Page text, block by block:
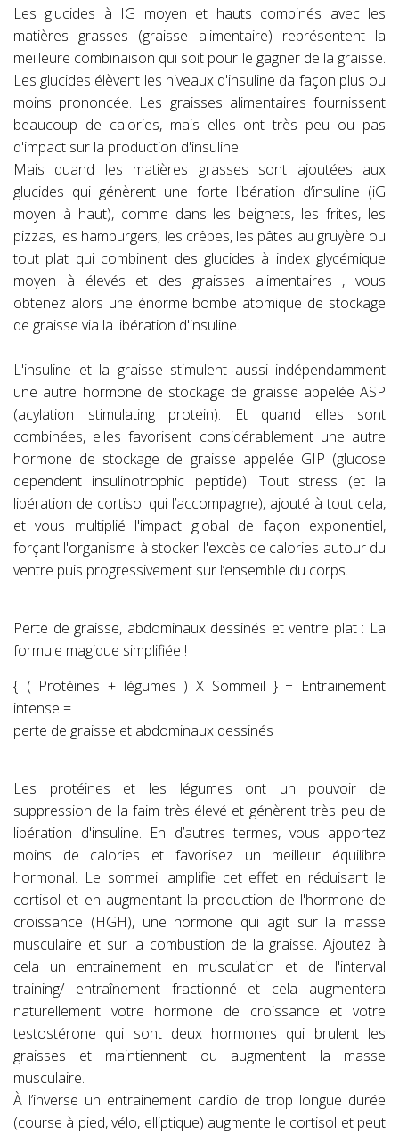
Les glucides à IG moyen et hauts combinés avec les
matières grasses (graisse alimentaire) représentent la
meilleure combinaison qui soit pour le gagner de la graisse.
Les glucides élèvent les niveaux d'insuline da façon plus ou
moins prononcée. Les graisses alimentaires fournissent
beaucoup de calories, mais elles ont très peu ou pas
d'impact sur la production d'insuline.
Mais quand les matières grasses sont ajoutées aux
glucides qui génèrent une forte libération d’insuline (iG
moyen à haut), comme dans les beignets, les frites, les
pizzas, les hamburgers, les crêpes, les pâtes au gruyère ou
tout plat qui combinent des glucides à index glycémique
moyen à élevés et des graisses alimentaires , vous
obtenez alors une énorme bombe atomique de stockage
de graisse via la libération d'insuline.
L'insuline et la graisse stimulent aussi indépendamment
une autre hormone de stockage de graisse appelée ASP
(acylation stimulating protein). Et quand elles sont
combinées, elles favorisent considérablement une autre
hormone de stockage de graisse appelée GIP (glucose
dependent insulinotrophic peptide). Tout stress (et la
libération de cortisol qui l’accompagne), ajouté à tout cela,
et vous multiplié l'impact global de façon exponentiel,
forçant l'organisme à stocker l'excès de calories autour du
ventre puis progressivement sur l’ensemble du corps.
Perte de graisse, abdominaux dessinés et ventre plat : La
formule magique simplifiée !
{ ( Protéines + légumes ) X Sommeil } ÷ Entrainement
intense =
perte de graisse et abdominaux dessinés
Les protéines et les légumes ont un pouvoir de
suppression de la faim très élevé et génèrent très peu de
libération d'insuline. En d’autres termes, vous apportez
moins de calories et favorisez un meilleur équilibre
hormonal. Le sommeil amplifie cet effet en réduisant le
cortisol et en augmentant la production de l'hormone de
croissance (HGH), une hormone qui agit sur la masse
musculaire et sur la combustion de la graisse. Ajoutez à
cela un entrainement en musculation et de l'interval
training/ entraînement fractionné et cela augmentera
naturellement votre hormone de croissance et votre
testostérone qui sont deux hormones qui brulent les
graisses et maintiennent ou augmentent la masse
musculaire.
À l’inverse un entrainement cardio de trop longue durée
(course à pied, vélo, elliptique) augmente le cortisol et peut